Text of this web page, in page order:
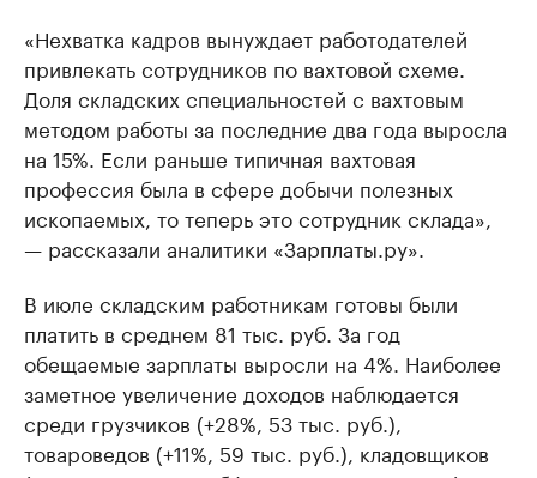
«Нехватка кадров вынуждает работодателей
привлекать сотрудников по вахтовой схеме.
Доля складских специальностей с вахтовым
методом работы за последние два года выросла
на 15%. Если раньше типичная вахтовая
профессия была в сфере добычи полезных
ископаемых, то теперь это сотрудник склада»,
— рассказали аналитики «Зарплаты.ру».
В июле складским работникам готовы были
платить в среднем 81 тыс. руб. За год
обещаемые зарплаты выросли на 4%. Наиболее
заметное увеличение доходов наблюдается
среди грузчиков (+28%, 53 тыс. руб.),
товароведов (+11%, 59 тыс. руб.), кладовщиков